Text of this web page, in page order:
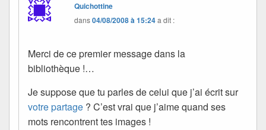
Quichottine
dans04/08/2008 à 15:24a dit :
Merci de ce premier message dans la
bibliothèque !…
Je suppose que tu parles de celui que j’ai écrit sur
votre partage ? C’est vrai que j’aime quand ses
mots rencontrent tes images !